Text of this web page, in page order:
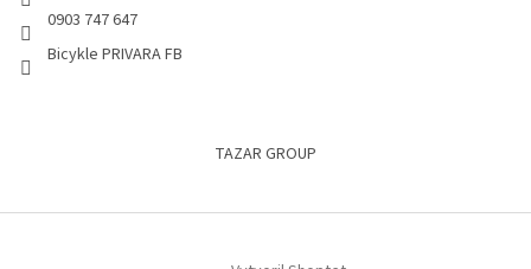
0903 747 647
Bicykle PRIVARA FB
TAZAR GROUP